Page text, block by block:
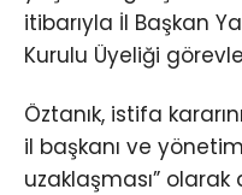
itibarıyla İl Başkan
Kurulu Üyeliği
Öztanık, istifa
il başkanı ve
uzaklaşması” olarak